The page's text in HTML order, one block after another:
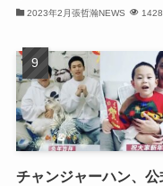
2023年2月張哲瀚NEWS
チャンジャーハン、公